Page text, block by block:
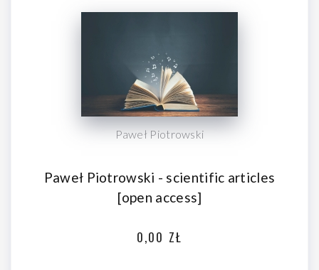
Paweł Piotrowski
Paweł Piotrowski - scientific articles
[open access]
0,00 ZŁ